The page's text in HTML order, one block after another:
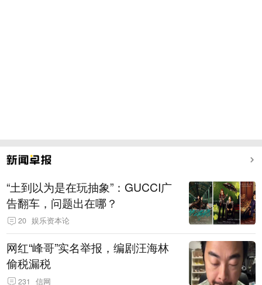
“土到以为是在玩抽象”：GUCCI广
告翻车，问题出在哪？
20 娱乐资本论
网红“峰哥”实名举报，编剧汪海林
偷税漏税
231 信网